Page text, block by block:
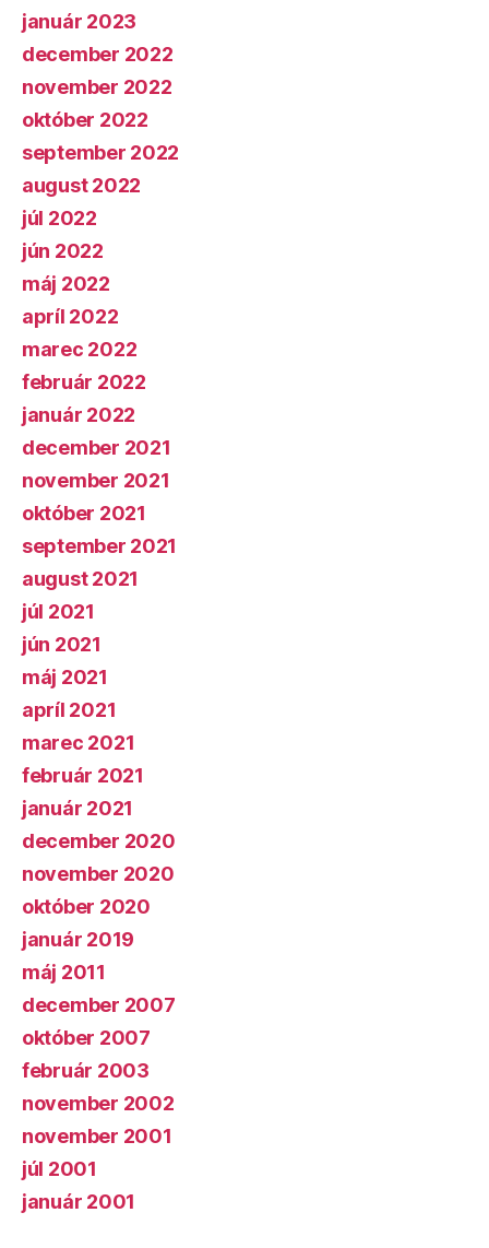
január 2023
december 2022
november 2022
október 2022
september 2022
august 2022
júl 2022
jún 2022
máj 2022
apríl 2022
marec 2022
február 2022
január 2022
december 2021
november 2021
október 2021
september 2021
august 2021
júl 2021
jún 2021
máj 2021
apríl 2021
marec 2021
február 2021
január 2021
december 2020
november 2020
október 2020
január 2019
máj 2011
december 2007
október 2007
február 2003
november 2002
november 2001
júl 2001
január 2001